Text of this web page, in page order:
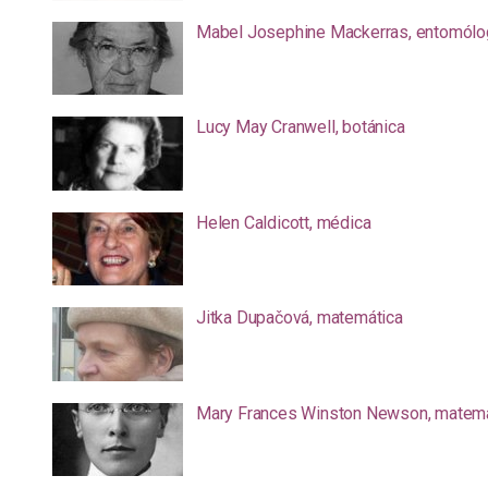
Mabel Josephine Mackerras,
Lucy May Cranwell, botánica
Helen Caldicott, médica
Jitka Dupačová, matemática
Mary Frances Winston Newson,